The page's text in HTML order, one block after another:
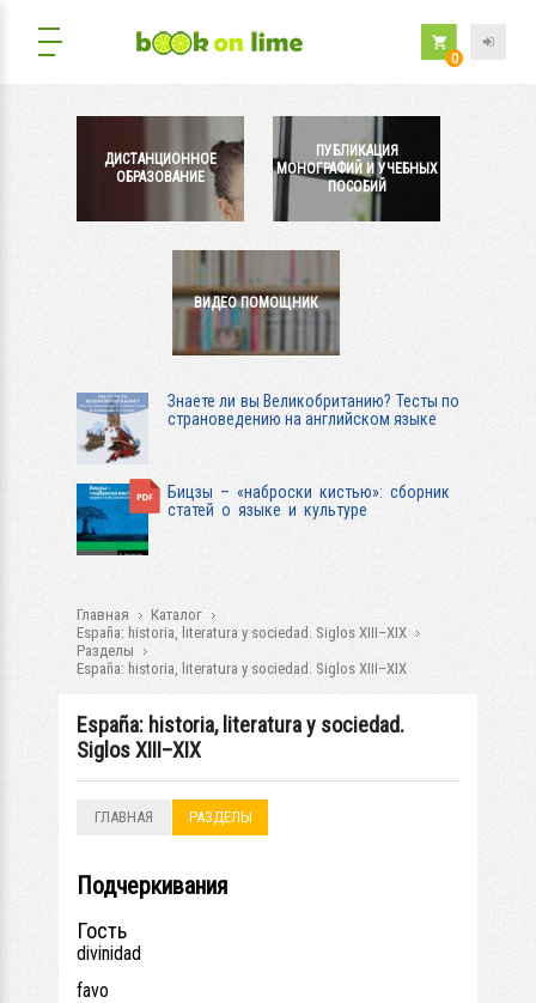
0
ДИСТАНЦИОННОЕ
ОБРАЗОВАНИЕ
ПУБЛИКАЦИЯ
МОНОГРАФИЙ И УЧЕБНЫХ
ПОСОБИЙ
ВИДЕО ПОМОЩНИК
Знаете ли вы Великобританию? Тесты по
страноведению на английском языке
Бицзы – «наброски кистью»: сборник
статей о языке и культуре
Главная
Каталог
España: historia, literatura y sociedad. Siglos XIII–XIX
Разделы
España: historia, literatura y sociedad. Siglos XIII–XIX
España: historia, literatura y sociedad.
Siglos XIII–XIX
ГЛАВНАЯ РАЗДЕЛЫ
Подчеркивания
Гость
divinidad
favo